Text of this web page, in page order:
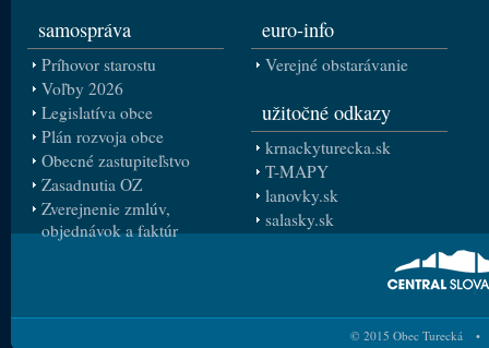
samospráva
Príhovor starostu
Voľby 2026
Legislatíva obce
Plán rozvoja obce
Obecné zastupiteľstvo
Zasadnutia OZ
Zverejnenie zmlúv,
objednávok a faktúr
euro-info
Verejné obstarávanie
užitočné odkazy
krnackyturecka.sk
T-MAPY
lanovky.sk
salasky.sk
© 2015 Obec Turecká